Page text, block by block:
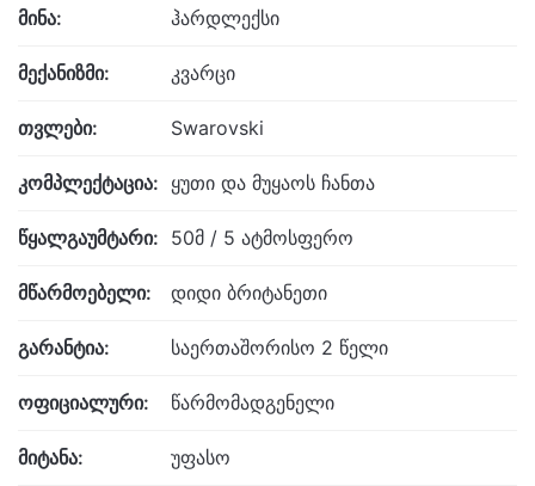
მინა: ჰარდლექსი
მექანიზმი: კვარცი
თვლები: Swarovski
კომპლექტაცია: ყუთი და მუყაოს ჩანთა
წყალგაუმტარი: 50მ / 5 ატმოსფერო
მწარმოებელი: დიდი ბრიტანეთი
გარანტია: საერთაშორისო 2 წელი
ოფიციალური: წარმომადგენელი
მიტანა: უფასო